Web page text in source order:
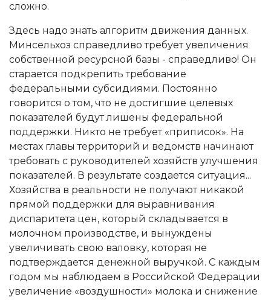
сложно.
Здесь надо знать алгоритм движения данных.
Минсельхоз справедливо требует увеличения
собственной ресурсной базы - справедливо! Он
старается подкрепить требование
федеральными субсидиями. Постоянно
говорится о том, что не достигшие целевых
показателей будут лишены федеральной
поддержки. Никто не требует «приписок». На
местах главы территорий и ведомств начинают
требовать с руководителей хозяйств улучшения
показателей. В результате создается ситуация...
Хозяйства в реальности не получают никакой
прямой поддержки для выравнивания
диспаритета цен, который складывается в
молочном производстве, и вынуждены
увеличивать свою валовку, которая не
подтверждается денежной выручкой. С каждым
годом мы наблюдаем в Российской Федерации
увеличение «воздушности» молока и снижение